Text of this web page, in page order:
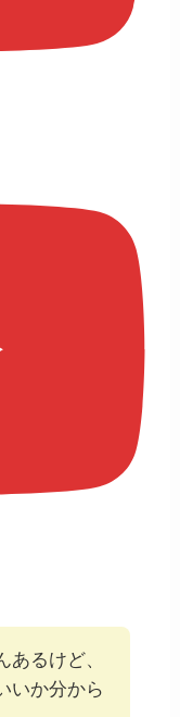
あるけど、
いか分から